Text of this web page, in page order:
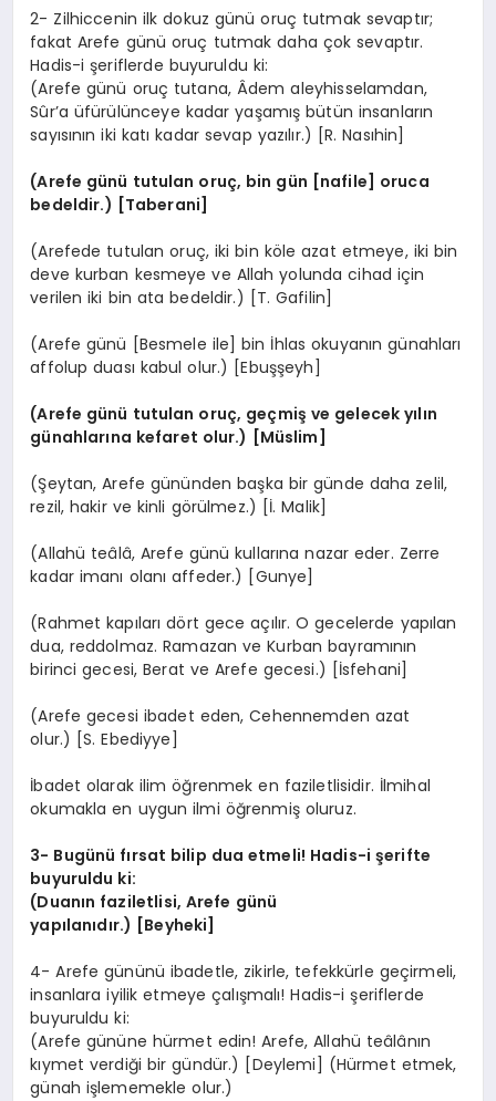
2- Zilhiccenin ilk dokuz günü oruç tutmak sevaptır;
fakat Arefe günü oruç tutmak daha çok sevaptır.
Hadis-i şeriflerde buyuruldu ki:
(Arefe günü oruç tutana, Âdem aleyhisselamdan,
Sûr’a üfürülünceye kadar yaşamış bütün insanların
sayısının iki katı kadar sevap yazılır.) [R. Nasıhin]
(Arefe günü tutulan oruç, bin gün [nafile] oruca
bedeldir.) [Taberani]
(Arefede tutulan oruç, iki bin köle azat etmeye, iki bin
deve kurban kesmeye ve Allah yolunda cihad için
verilen iki bin ata bedeldir.) [T. Gafilin]
(Arefe günü [Besmele ile] bin İhlas okuyanın günahları
affolup duası kabul olur.) [Ebuşşeyh]
(Arefe günü tutulan oruç, geçmiş ve gelecek yılın
günahlarına kefaret olur.) [Müslim]
(Şeytan, Arefe gününden başka bir günde daha zelil,
rezil, hakir ve kinli görülmez.) [İ. Malik]
(Allahü teâlâ, Arefe günü kullarına nazar eder. Zerre
kadar imanı olanı affeder.) [Gunye]
(Rahmet kapıları dört gece açılır. O gecelerde yapılan
dua, reddolmaz. Ramazan ve Kurban bayramının
birinci gecesi, Berat ve Arefe gecesi.) [İsfehani]
(Arefe gecesi ibadet eden, Cehennemden azat
olur.) [S. Ebediyye]
İbadet olarak ilim öğrenmek en faziletlisidir. İlmihal
okumakla en uygun ilmi öğrenmiş oluruz.
3- Bugünü fırsat bilip dua etmeli! Hadis-i şerifte
buyuruldu ki:
(Duanın faziletlisi, Arefe günü
yapılanıdır.) [Beyheki]
4- Arefe gününü ibadetle, zikirle, tefekkürle geçirmeli,
insanlara iyilik etmeye çalışmalı! Hadis-i şeriflerde
buyuruldu ki:
(Arefe gününe hürmet edin! Arefe, Allahü teâlânın
kıymet verdiği bir gündür.) [Deylemi] (Hürmet etmek,
günah işlememekle olur.)